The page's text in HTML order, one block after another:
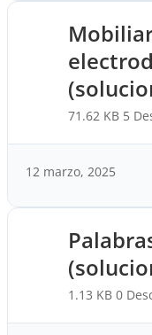
71.62 KB 5
12 marzo, 2025
1.13 KB0